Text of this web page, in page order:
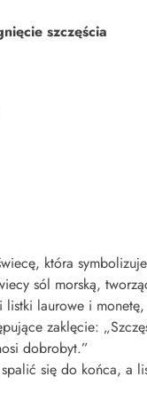
szczęścia
która
sól morską,
listki laurowe i
zaklęcie:
dobrobyt.”
się do końca, a